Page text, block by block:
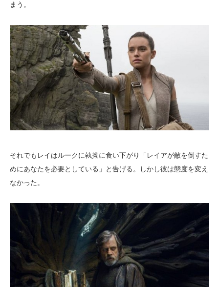
まう。
それでもレイはルークに執拗に食い下がり「レイアが敵を倒すた
めにあなたを必要としている」と告げる。しかし彼は態度を変え
なかった。